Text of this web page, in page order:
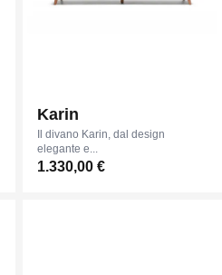
Karin
Il divano Karin, dal design
elegante e...
1.330,00 €